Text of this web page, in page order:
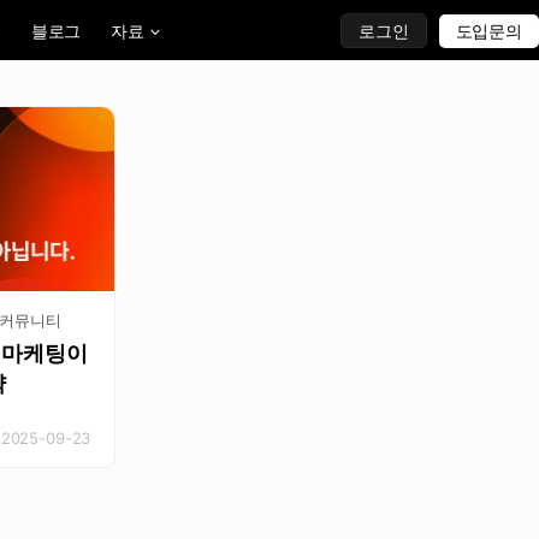
블로그 자료 로그인 도입문의
커뮤니티
케팅이
2025-09-23